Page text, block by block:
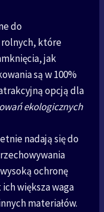
do
które
jak
są w 100%
opcją dla
ekologicznych
nadają się do
ochronę
większa waga
materiałów.